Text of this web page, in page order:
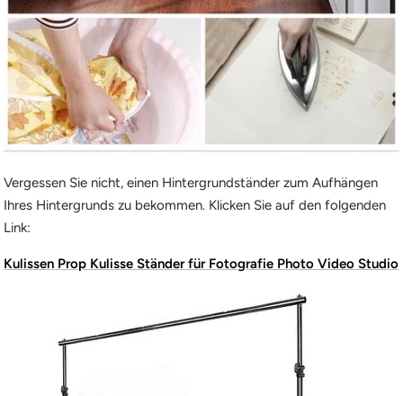
Vergessen Sie nicht, einen Hintergrundständer zum Aufhängen
Ihres Hintergrunds zu bekommen. Klicken Sie auf den folgenden
Link:
Kulissen Prop Kulisse Ständer für Fotografie Photo Video Studio